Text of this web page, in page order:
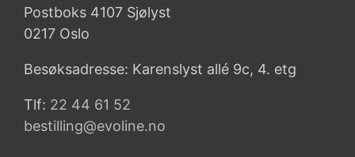
Postboks 4107 Sjølyst
0217 Oslo
Besøksadresse: Karenslyst allé 9c, 4. etg
Tlf: 22 44 61 52
bestilling@evoline.no